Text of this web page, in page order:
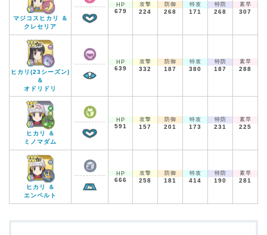
マジコスヒカリ ＆
クレセリア
HP
679
攻撃
224
防御
268
特攻
171
特防
268
素早
307
ヒカリ(23シーズン)
＆
オドリドリ
HP
639
攻撃
332
防御
187
特攻
380
特防
187
素早
288
ヒカリ ＆
ミノマダム
HP
591
攻撃
157
防御
201
特攻
173
特防
231
素早
225
ヒカリ ＆
エンペルト
HP
666
攻撃
258
防御
181
特攻
414
特防
190
素早
281